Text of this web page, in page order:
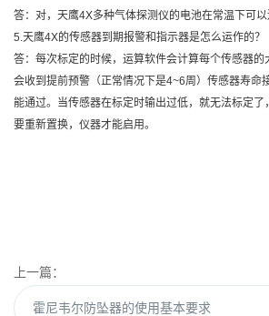
答：对，天鹰4X多种气体探测仪的电池在常温下可
5.天鹰4X的传感器到期报警和指示器是怎么运作的？
答：每次标定的时候，运算软件会计算每个传感器
会收到提前预警（正常情况下是4~6周）传感器寿
能通过。当传感器在标定时输出过低，就无法标定
要重新置换，仪器才能启用。
上一篇：
霍尼韦尔防坠器的使用基本要求